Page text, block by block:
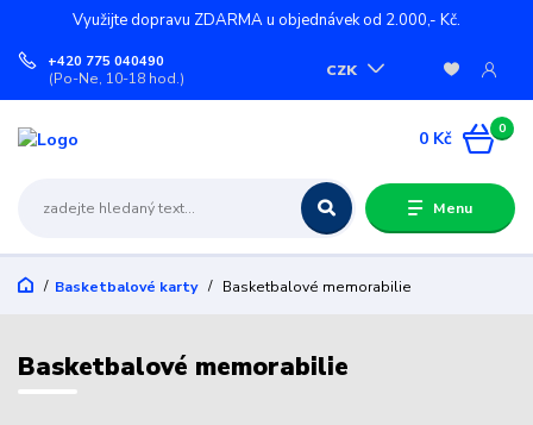
Využijte dopravu ZDARMA u objednávek od 2.000,- Kč.
Menu
CZK
+420 775 040490
(Po-Ne, 10-18 hod.)
0
0 Kč
Basketbalové karty Basketbalové memorabilie
Basketbalové memorabilie